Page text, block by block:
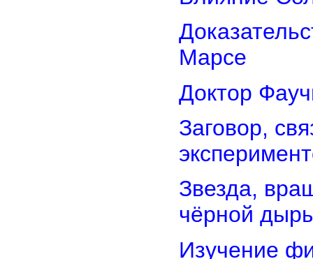
Марсе
Доктор
Заговор,
Звезда,
чёрной
Изучение